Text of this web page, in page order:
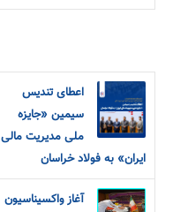
اعطای تندیس
سیمین «جایزه
ملی مدیریت مالی
ایران» به فولاد خراسان
آغاز واکسیناسیون